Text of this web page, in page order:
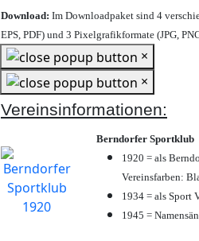
Download: Im Downloadpaket sind 4
EPS, PDF) und 3 Pixelgrafikformate (JPG,
×
×
Vereinsinformationen:
Berndorfer Sportklub
1920 = als
Vereinsfarben:
1934 = als Sport
1945 =